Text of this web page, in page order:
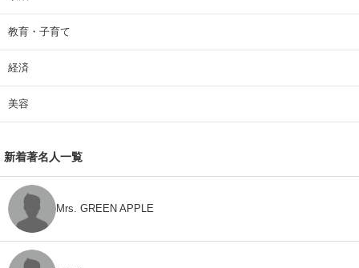
教育・子育て
経済
美容
新着著名人一覧
Mrs. GREEN APPLE